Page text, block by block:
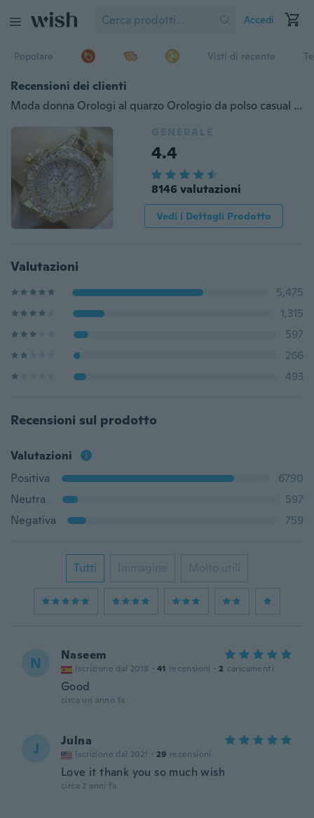
Accedi
Popolare Visti di recente
Recensioni dei clienti
Moda donna Orologi al quarzo Orologio da polso casual con strass con diamanti per orologi da donna in oro argento Orologio da donna con diamanti di alta qualità Orologi da polso da donna
GENERALE
4.4
8146 valutazioni
Vedi i Dettagli Prodotto
Valutazioni
5,475
1,315
597
266
493
Recensioni sul prodotto
Valutazioni
Positiva
6790
Neutra
597
Negativa
759
Tutti Immagine Molto utili
N Naseem
Iscrizione dal 2018 · 41 recensioni · 2 caricamenti
Good
circa un anno fa
J Julna
Iscrizione dal 2021 · 29 recensioni
Love it thank you so much wish
circa 2 anni fa